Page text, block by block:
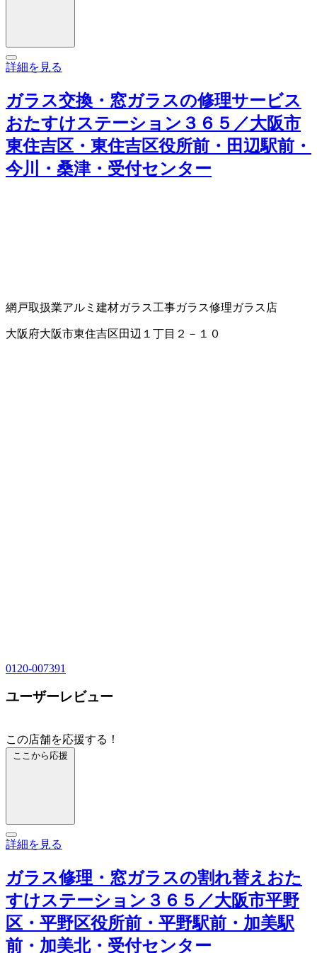
詳細を見る
ガラス交換・窓ガラスの修理サービス
おたすけステーション３６５／大阪市
東住吉区・東住吉区役所前・田辺駅前・
今川・桑津・受付センター
網戸取扱業アルミ建材ガラス工事ガラス修理ガラス店
大阪府大阪市東住吉区田辺１丁目２－１０
0120-007391
ユーザーレビュー
この店舗を応援する！
ここから応援
詳細を見る
ガラス修理・窓ガラスの割れ替えおた
すけステーション３６５／大阪市平野
区・平野区役所前・平野駅前・加美駅
前・加美北・受付センター